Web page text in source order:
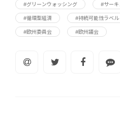
#グリーンウォッシング #サーキ
#循環型経済 #持続可能性ラベル
#欧州委員会 #欧州議会